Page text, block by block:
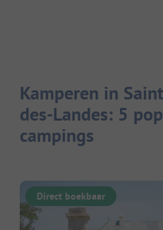
Kamperen in
des-Landes: 5
campings
Direct boekbaar